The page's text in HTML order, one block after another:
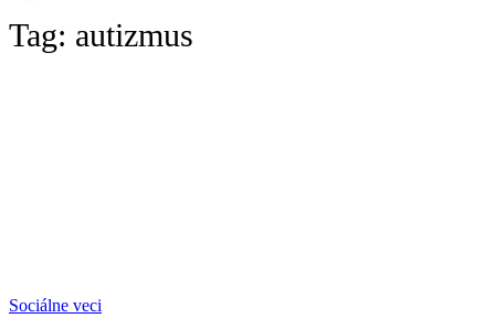
Tag: autizmus
Sociálne veci